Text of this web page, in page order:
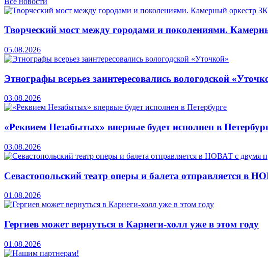
Творческий мост между городами и поколениями.
05.08.2026
Этнографы всерьез заинтересовались вологодской
03.08.2026
«Реквием Незабытых» впервые будет исполнен в
03.08.2026
Севастопольский театр оперы и балета отправляется в
01.08.2026
Гергиев может вернуться в Карнеги-холл уже в этом году
01.08.2026